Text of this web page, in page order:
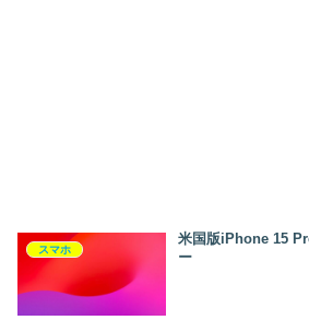
スマホ
米国版iPhone 15
ー